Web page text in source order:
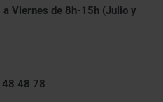
Viernes de 8h-15h (Julio y
48 48 78